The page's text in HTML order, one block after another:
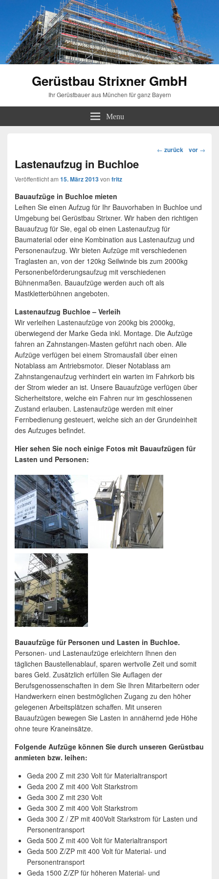
Gerüstbau Strixner GmbH
Ihr Gerüstbauer aus München für ganz Bayern
Menu
Beitragsnavigation
← zurück vor →
Lastenaufzug in Buchloe
Veröffentlicht am 15. März 2013von fritz
Bauaufzüge in Buchloe mieten
Leihen Sie einen Aufzug für Ihr Bauvorhaben in Buchloe und
Umgebung bei Gerüstbau Strixner. Wir haben den richtigen
Bauaufzug für Sie, egal ob einen Lastenaufzug für
Baumaterial oder eine Kombination aus Lastenaufzug und
Personenaufzug. Wir bieten Aufzüge mit verschiedenen
Traglasten an, von der 120kg Seilwinde bis zum 2000kg
Personenbeförderungsaufzug mit verschiedenen
Bühnenmaßen. Bauaufzüge werden auch oft als
Mastkletterbühnen angeboten.
Lastenaufzug Buchloe – Verleih
Wir verleihen Lastenaufzüge von 200kg bis 2000kg,
überwiegend der Marke Geda inkl. Montage. Die Aufzüge
fahren an Zahnstangen-Masten geführt nach oben. Alle
Aufzüge verfügen bei einem Stromausfall über einen
Notablass am Antriebsmotor. Dieser Notablass am
Zahnstangenaufzug verhindert ein warten im Fahrkorb bis
der Strom wieder an ist. Unsere Bauaufzüge verfügen über
Sicherheitstore, welche ein Fahren nur im geschlossenen
Zustand erlauben. Lastenaufzüge werden mit einer
Fernbedienung gesteuert, welche sich an der Grundeinheit
des Aufzuges befindet.
Hier sehen Sie noch einige Fotos mit Bauaufzügen für
Lasten und Personen:
Bauaufzüge für Personen und Lasten in Buchloe.
Personen- und Lastenaufzüge erleichtern Ihnen den
täglichen Baustellenablauf, sparen wertvolle Zeit und somit
bares Geld. Zusätzlich erfüllen Sie Auflagen der
Berufsgenossenschaften in dem Sie Ihren Mitarbeitern oder
Handwerkern einen bestmöglichen Zugang zu den höher
gelegenen Arbeitsplätzen schaffen. Mit unseren
Bauaufzügen bewegen Sie Lasten in annähernd jede Höhe
ohne teure Kraneinsätze.
Folgende Aufzüge können Sie durch unseren Gerüstbau
anmieten bzw. leihen:
Geda 200 Z mit 230 Volt für Materialtransport
Geda 200 Z mit 400 Volt Starkstrom
Geda 300 Z mit 230 Volt
Geda 300 Z mit 400 Volt Starkstrom
Geda 300 Z / ZP mit 400Volt Starkstrom für Lasten und
Personentransport
Geda 500 Z mit 400 Volt für Materialtransport
Geda 500 Z/ZP mit 400 Volt für Material- und
Personentransport
Geda 1500 Z/ZP für höheren Material- und